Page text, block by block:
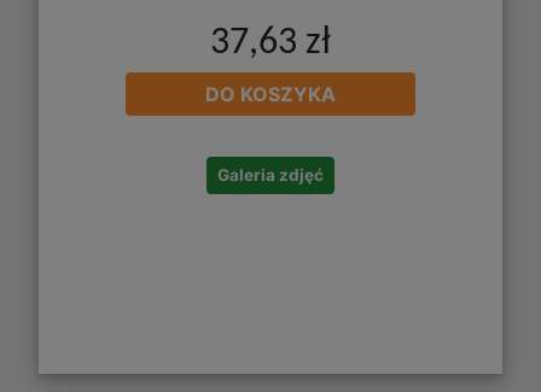
37,63 zł
DO KOSZYKA
Galeria zdjęć